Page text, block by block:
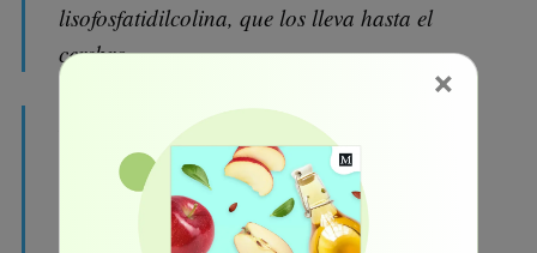
lisofosfatidilcolina, que los lleva hasta el
cerebro.
La molécula de EPA y DHA LPC
(lisofosfatidilcolina con EPA y DHA) tiene la
capacidad de atravesar la barrera
hematorretiniana. Como puede ver, muchos
×